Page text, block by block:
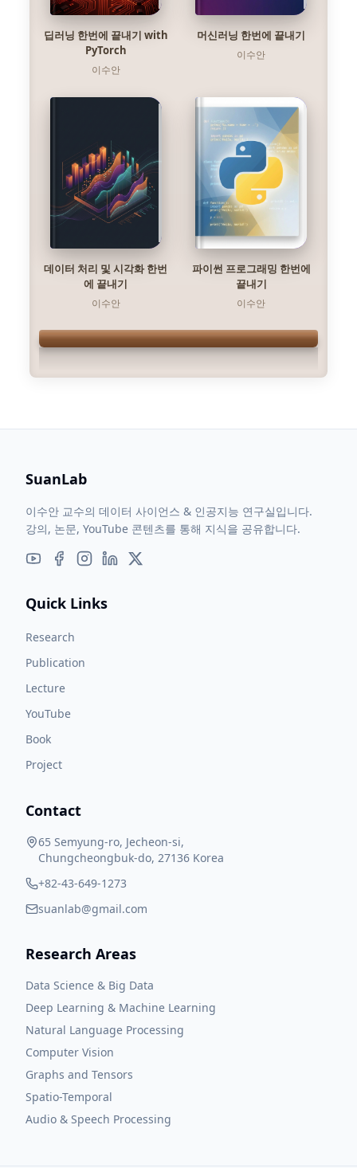
딥러닝 한번에 끝내기 with
PyTorch
이수안
머신러닝 한번에 끝내기
이수안
데이터 처리 및 시각화 한번
에 끝내기
이수안
파이썬 프로그래밍 한번에
끝내기
이수안
SuanLab
이수안 교수의 데이터 사이언스 & 인공지능 연구실입니다.
강의, 논문, YouTube 콘텐츠를 통해 지식을 공유합니다.
Quick Links
Research
Publication
Lecture
YouTube
Book
Project
Contact
65 Semyung-ro, Jecheon-si,
Chungcheongbuk-do, 27136 Korea
+82-43-649-1273
suanlab@gmail.com
Research Areas
Data Science & Big Data
Deep Learning & Machine Learning
Natural Language Processing
Computer Vision
Graphs and Tensors
Spatio-Temporal
Audio & Speech Processing